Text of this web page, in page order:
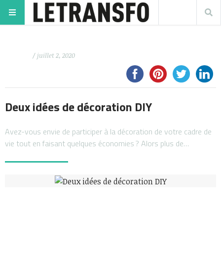
/ juillet 2, 2020
Deux idées de décoration DIY
Avez-vous envie de participer à la décoration de votre cadre de
vie tout en faisant quelques économies ? Alors plus de…